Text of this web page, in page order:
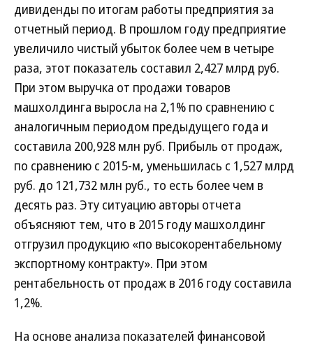
дивиденды по итогам работы предприятия за
отчетный период. В прошлом году предприятие
увеличило чистый убыток более чем в четыре
раза, этот показатель составил 2,427 млрд руб.
При этом выручка от продажи товаров
машхолдинга выросла на 2,1% по сравнению с
аналогичным периодом предыдущего года и
составила 200,928 млн руб. Прибыль от продаж,
по сравнению с 2015-м, уменьшилась с 1,527 млрд
руб. до 121,732 млн руб., то есть более чем в
десять раз. Эту ситуацию авторы отчета
объясняют тем, что в 2015 году машхолдинг
отгрузил продукцию «по высокорентабельному
экспортному контракту». При этом
рентабельность от продаж в 2016 году составила
1,2%.
На основе анализа показателей финансовой